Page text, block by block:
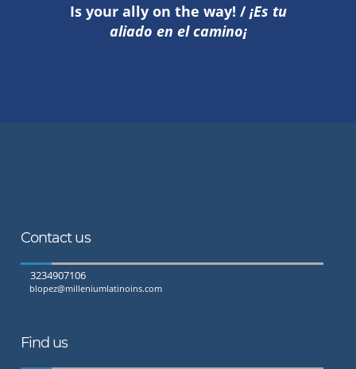
Is your ally on the way! /¡Es tu
aliado en el camino¡
Contact us
3234907106
blopez@milleniumlatinoins.com
Find us